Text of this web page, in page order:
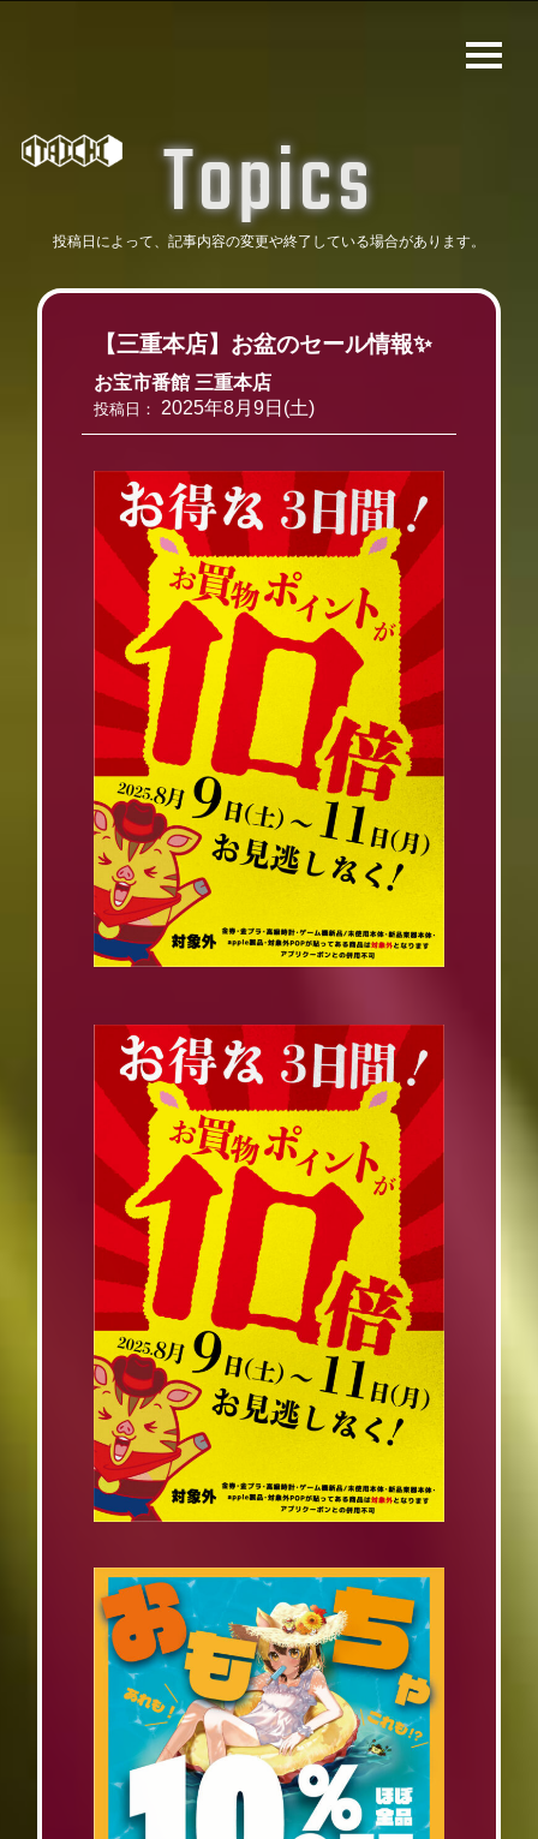
Topics
投稿日によって、記事内容の変更や終了している場合があります。
【三重本店】お盆のセール情報✨
お宝市番館 三重本店
投稿日： 2025年8月9日(土)